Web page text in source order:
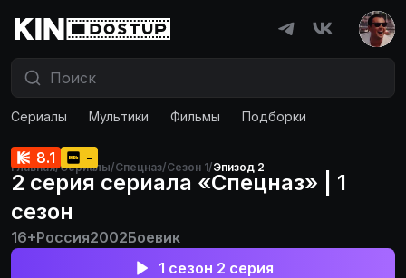
Сериалы Мультики Фильмы Подборки
Главная/Сериалы/Спецназ/Сезон 1/Эпизод 2
8.1 -
2 серия сериала «Спецназ» | 1
сезон
16+Россия2002Боевик
1 сезон 2 серия